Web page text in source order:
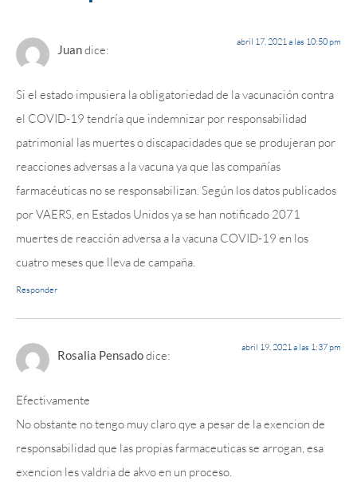
Juandice:
abril 17, 2021 a las 10:50 pm
Si el estado impusiera la obligatoriedad de la vacunación contra
el COVID-19 tendría que indemnizar por responsabilidad
patrimonial las muertes o discapacidades que se produjeran por
reacciones adversas a la vacuna ya que las compañías
farmacéuticas no se responsabilizan. Según los datos publicados
por VAERS, en Estados Unidos ya se han notificado 2071
muertes de reacción adversa a la vacuna COVID-19 en los
cuatro meses que lleva de campaña.
Responder
Rosalia Pensadodice:
abril 19, 2021 a las 1:37 pm
Efectivamente
No obstante no tengo muy claro qye a pesar de la exencion de
responsabilidad que las propias farmaceuticas se arrogan, esa
exencion les valdria de akvo en un proceso.